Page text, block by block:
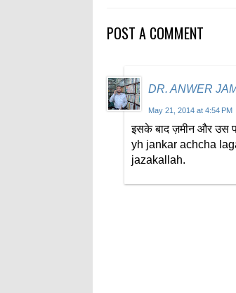
POST A COMMENT
DR. ANWER
May 21, 2014 at 4:54 PM
इसके बाद ज़मीन और उस
yh jankar achcha
jazakallah.